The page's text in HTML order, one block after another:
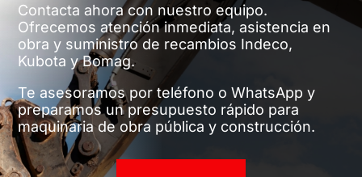
Contacta ahora con nuestro equipo.
Ofrecemos atención inmediata, asistencia en
obra y suministro de recambios Indeco,
Kubota y Bomag.
Te asesoramos por teléfono o WhatsApp y
preparamos un presupuesto rápido para
maquinaria de obra pública y construcción.